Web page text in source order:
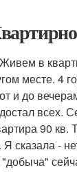
в
месте. 4
и до
всех.
90 кв.
сказала -